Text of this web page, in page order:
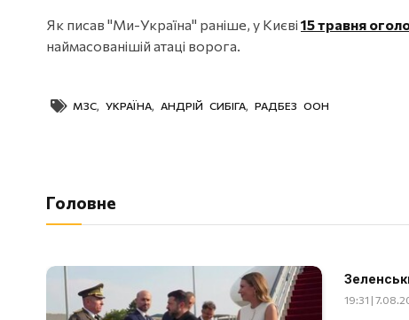
Як писав "Ми-Україна" раніше, у Києві 15 травня
наймасованішій атаці ворога.
МЗС, УКРАЇНА, АНДРІЙ СИБІГА, РАДБЕЗ ООН
Головне
19:31 |